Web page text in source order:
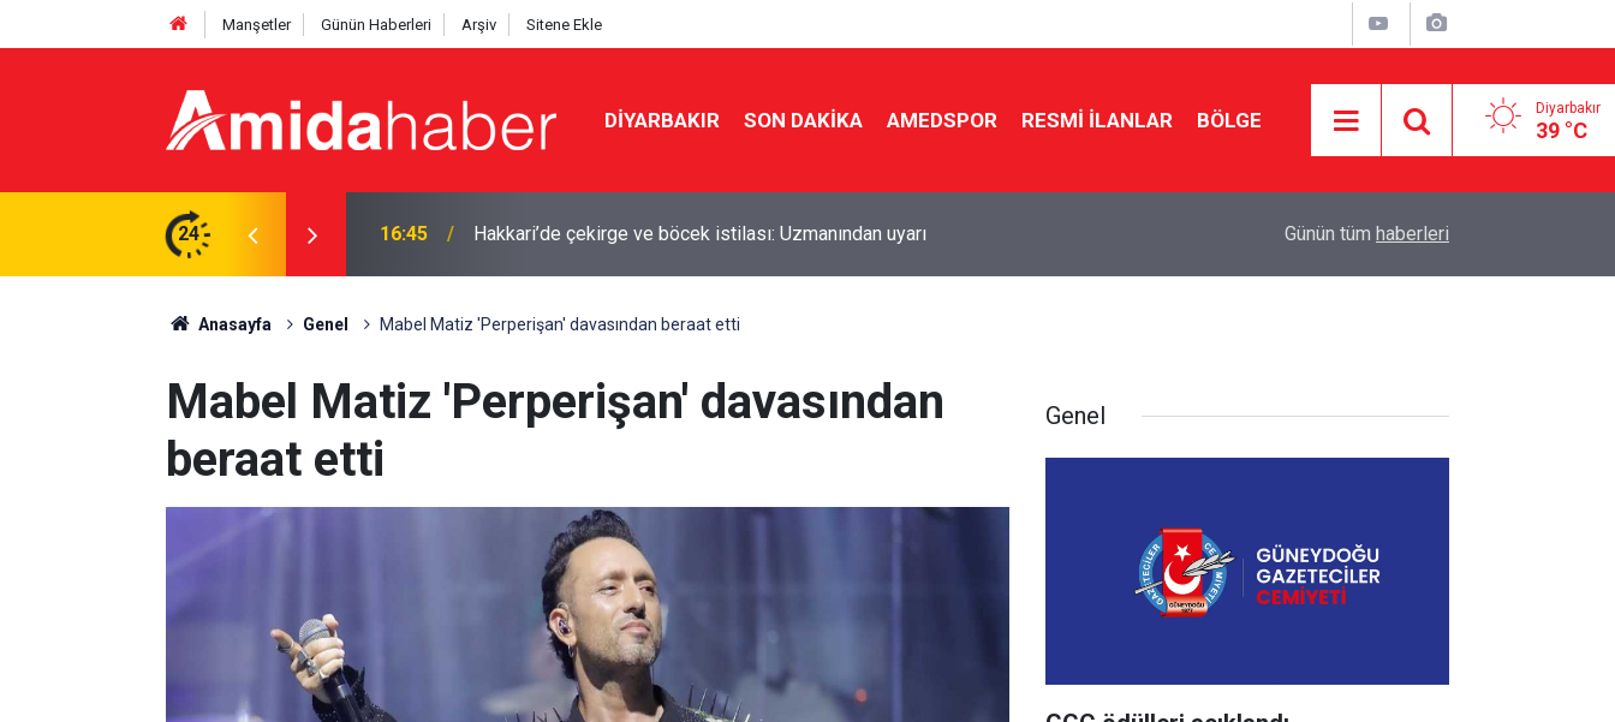
Manşetler Günün Haberleri Arşiv Sitene Ekle
DIYARBAKIR SON DAKIKA AMEDSPOR RESMI İLANLAR BÖLGE Diyarbakır
39 °C
24
Uzmanından uyarı 16:40 Van Gölü’nde sürüklenen 2 kişi kurtarıldı 47 derecelik sıcakta asfalt mesaisi
Günün tüm haberleri
Anasayfa Genel Mabel Matiz 'Perperişan' davasından beraat etti
Mabel Matiz 'Perperişan' davasından
beraat etti
Genel